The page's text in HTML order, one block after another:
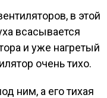
в этой
всасывается
и уже нагретый
очень тихо.
ним, а его тихая